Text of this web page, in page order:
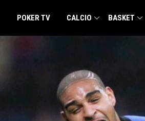
POKER TV CALCIO BASKET